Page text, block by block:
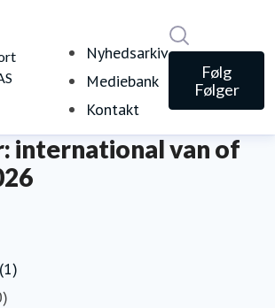
Nyhedsarkiv
Mediebank
Kontakt
Følg
Følger
international van of